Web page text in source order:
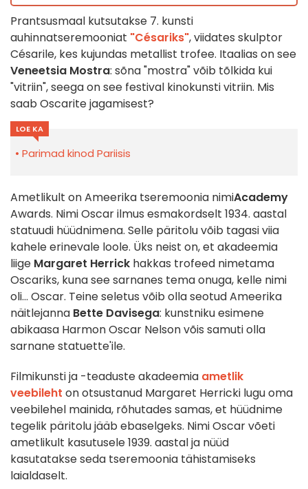
Prantsusmaal kutsutakse 7. kunsti
auhinnatseremooniat "Césariks", viidates skulptor
Césarile, kes kujundas metallist trofee. Itaalias on see
Veneetsia Mostra: sõna "mostra" võib tõlkida kui
"vitriin", seega on see festival kinokunsti vitriin. Mis
saab Oscarite jagamisest?
LOE KA
Parimad kinod Pariisis
Ametlikult on Ameerika tseremoonia nimiAcademy
Awards. Nimi Oscar ilmus esmakordselt 1934. aastal
statuudi hüüdnimena. Selle päritolu võib tagasi viia
kahele erinevale loole. Üks neist on, et akadeemia
liige Margaret Herrick hakkas trofeed nimetama
Oscariks, kuna see sarnanes tema onuga, kelle nimi
oli... Oscar. Teine seletus võib olla seotud Ameerika
näitlejanna Bette Davisega: kunstniku esimene
abikaasa Harmon Oscar Nelson võis samuti olla
sarnane statuette'ile.
Filmikunsti ja -teaduste akadeemia ametlik
veebileht on otsustanud Margaret Herricki lugu oma
veebilehel mainida, rõhutades samas, et hüüdnime
tegelik päritolu jääb ebaselgeks. Nimi Oscar võeti
ametlikult kasutusele 1939. aastal ja nüüd
kasutatakse seda tseremoonia tähistamiseks
laialdaselt.